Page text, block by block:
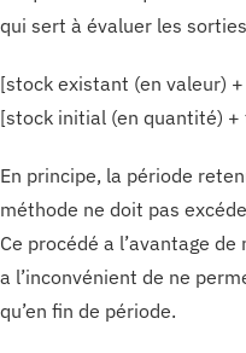
qui sert à évaluer les
[stock existant (en valeur)
[stock initial (en quantité)
En principe, la période
méthode ne doit pas
Ce procédé a l’avantage
a l’inconvénient de ne
qu’en fin de période.